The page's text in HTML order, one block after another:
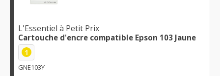
L'Essentiel à Petit Prix
Cartouche d'encre compatible Epson 103 Jaune
1
GNE103Y